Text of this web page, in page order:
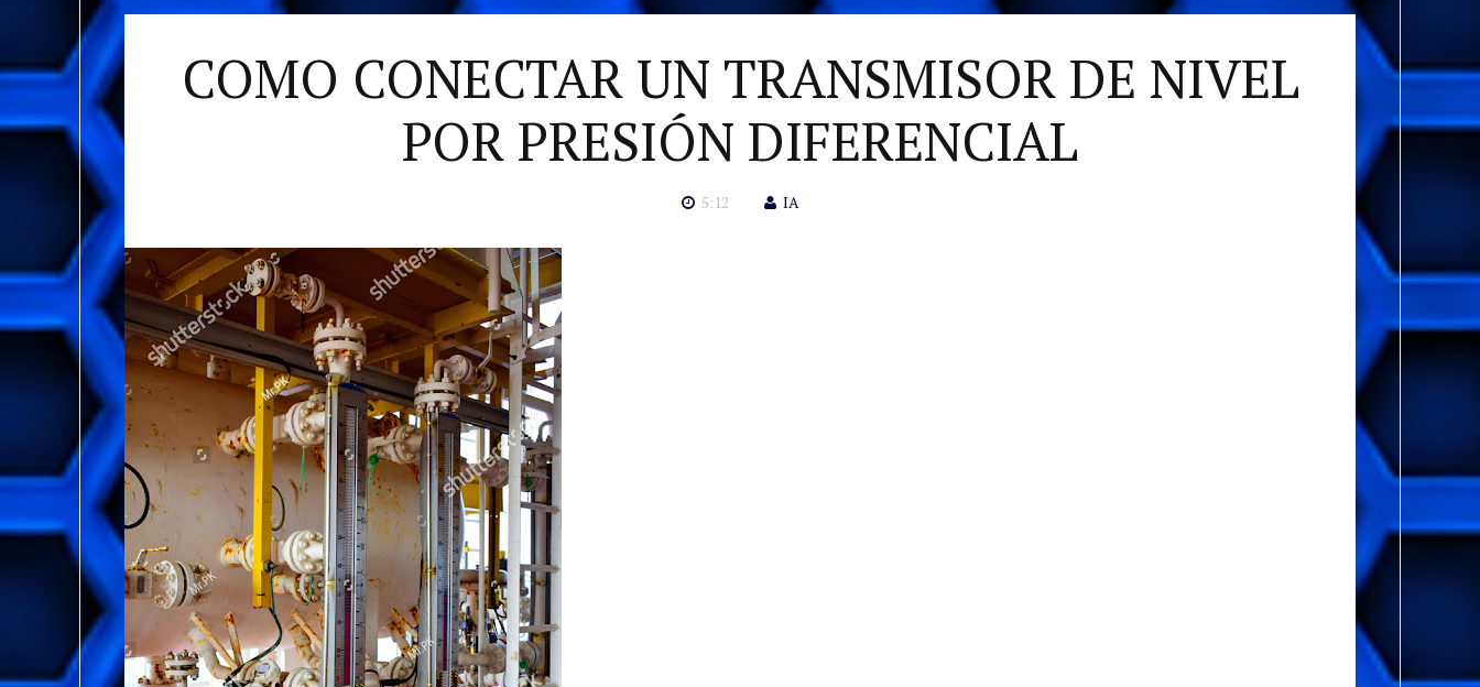
COMO CONECTAR UN TRANSMISOR DE NIVEL
POR PRESIÓN DIFERENCIAL
5:12 IA